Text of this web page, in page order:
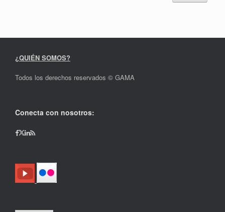
¿QUIÉN SOMOS?
Todos los derechos reservados © GAMA
Conecta con nosotros: